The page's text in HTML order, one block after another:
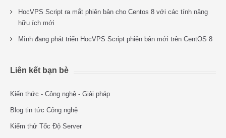
HocVPS Script ra mắt phiên bản cho Centos 8 với các tính năng
hữu ích mới
Mình đang phát triển HocVPS Script phiên bản mới trên CentOS 8
Liên kết bạn bè
Kiến thức - Công nghệ - Giải pháp
Blog tin tức Công nghệ
Kiểm thử Tốc Độ Server